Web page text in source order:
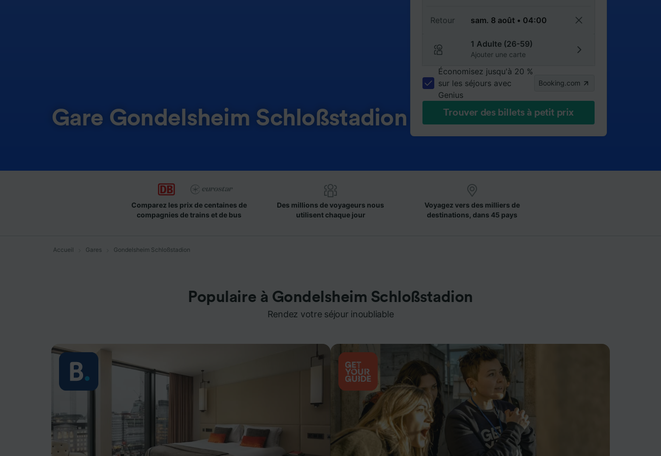
Gare Gondelsheim Schloßstadion
Retour
1 Adulte (26-59)
Ajouter une carte
Économisez jusqu'à 20 %
sur les séjours avec
Genius
Booking.com
Trouver des billets à petit prix
Comparez les prix de centaines de
compagnies de trains et de bus
Des millions de voyageurs nous
utilisent chaque jour
Voyagez vers des milliers de
destinations, dans 45 pays
Accueil Gares Gondelsheim Schloßstadion
Populaire à Gondelsheim Schloßstadion
Rendez votre séjour inoubliable